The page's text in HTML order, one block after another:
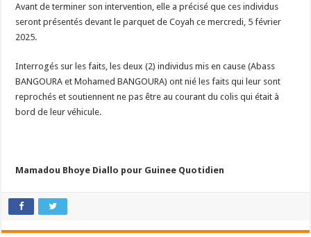
Avant de terminer son intervention, elle a précisé que ces individus
seront présentés devant le parquet de Coyah ce mercredi, 5 février
2025.
Interrogés sur les faits, les deux (2) individus mis en cause (Abass
BANGOURA et Mohamed BANGOURA) ont nié les faits qui leur sont
reprochés et soutiennent ne pas être au courant du colis qui était à
bord de leur véhicule.
Mamadou Bhoye Diallo pour Guinee Quotidien